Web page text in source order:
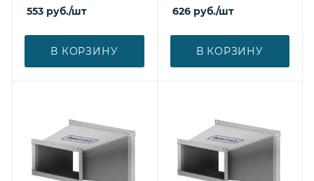
553 руб./шт
В КОРЗИНУ
626руб./шт
В КОРЗИНУ